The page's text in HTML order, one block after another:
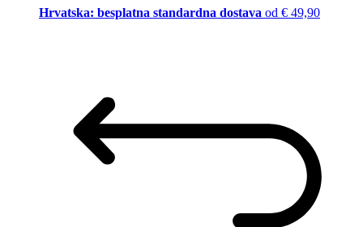
Hrvatska: besplatna standardna dostava od € 49,90